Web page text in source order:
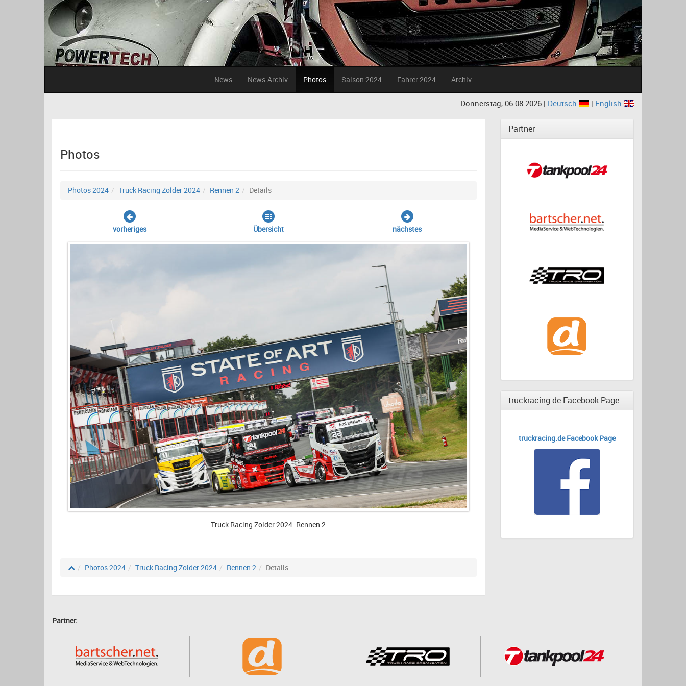
News News-Archiv Photos Saison 2024 Fahrer 2024 Archiv
Donnerstag, 06.08.2026 | Deutsch | English
Photos
Photos 2024 Truck Racing Zolder 2024 Rennen 2 Details
vorheriges Übersicht nächstes
Truck Racing Zolder 2024: Rennen 2
Photos 2024 Truck Racing Zolder 2024 Rennen 2 Details
Partner
truckracing.de Facebook Page
truckracing.de Facebook Page
Partner: